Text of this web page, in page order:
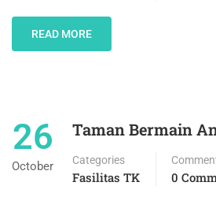
READ MORE
26
October
Taman Bermain
Categories
Fasilitas TK 0